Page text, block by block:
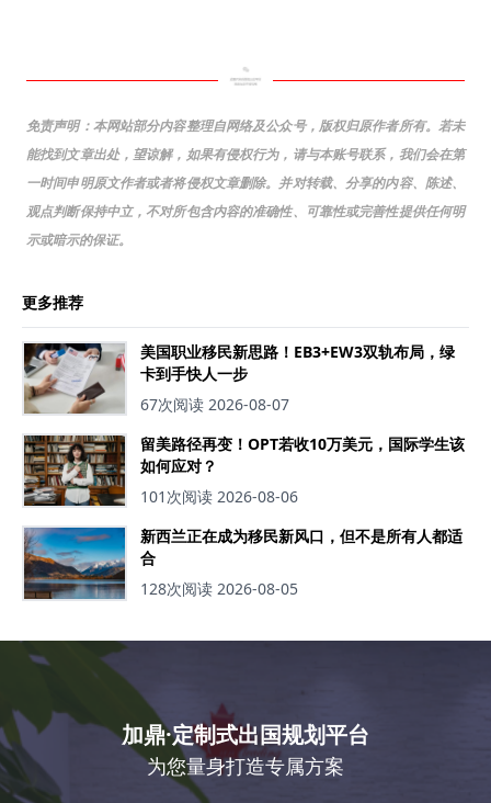
免责声明：本网站部分内容整理自网络及公众号，版权归原作者所有。 若未
能找到文章出处，望谅解，如果有侵权行为，请与本账号联系，我们会在第
一时间申明原文作者或者将侵权文章删除。 并对转载、分享的内容、陈述、
观点判断保持中立，不对所包含内容的准确性、可靠性或完善性提供任何明
示或暗示的保证。
更多推荐
美国职业移民新思路！EB3+EW3双轨布局，绿
卡到手快人一步
67次阅读 2026-08-07
留美路径再变！OPT若收10万美元，国际学生该
如何应对？
101次阅读 2026-08-06
新西兰正在成为移民新风口，但不是所有人都适
合
128次阅读 2026-08-05
加鼎·定制式出国规划平台
为您量身打造专属方案